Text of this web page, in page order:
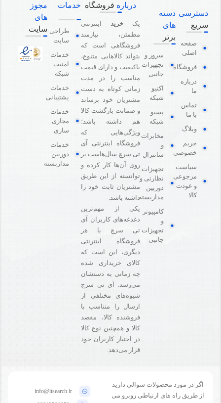
دسترسی
سریع
صفحه
اصلی
فروشگاه
درباره
ما
تماس
با ما
وبلاگ
حریم
خصوصی
سیاست
مرجوعی
و عودت
کالا
دسته
های
برتر
سرور و
تجهیزات
جانبی
اکتیو
شبکه
پسیو
شبکه
مخابرات
و
سانترال
تجهیزات
نظارتی و
دوربین
مداربسته
کامپیوتر
و
تجهیزات
جانبی
درباره فروشگاه
یک خرید اینترنتی
مطمئن، نیازمند
فروشگاهی است که
بتواند کالاهایی متنوع،
باکیفیت و دارای قیمت
مناسب را در مدت
زمانی کوتاه به دست
مشتریان خود برساند
و ضمانت بازگشت کالا
هم داشته باشد؛
ویژگی‌هایی که
فروشگاه اینترنتی آی
تی سرچ سال‌هاست بر
روی آن‌ها کار کرده و
توانسته از این طریق
مشتریان ثابت خود را
داشته باشد.
یکی از مهم‌ترین
دغدغه‌های کاربران آی
تی سرچ یا هر
فروشگاه‌ اینترنتی
دیگری، این است که
کالای خریداری شده
چه زمانی به دستشان
می‌رسد. آی تی سرچ
شیوه‌های مختلفی از
ارسال را متناسب با
فروشنده کالا،‌ مقصد
کالا و همچنین نوع کالا
در اختیار کاربران خود
قرار می‌دهد.
خدمات
طراحی
سایت
خدمات
امنیت
شبکه
خدمات
پشتیبانی
خدمات
مجازی
سازی
خدمات
دوربین
مداربسته
مجوز
های
سایت
اگر در مورد محصولات سوالی دارید
از طریق راه های ارتباطی روبرو می
info@itsearch.ir